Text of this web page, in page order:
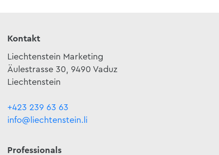
Kontakt
Liechtenstein Marketing
Äulestrasse 30, 9490 Vaduz
Liechtenstein
+423 239 63 63
info@liechtenstein.li
Professionals